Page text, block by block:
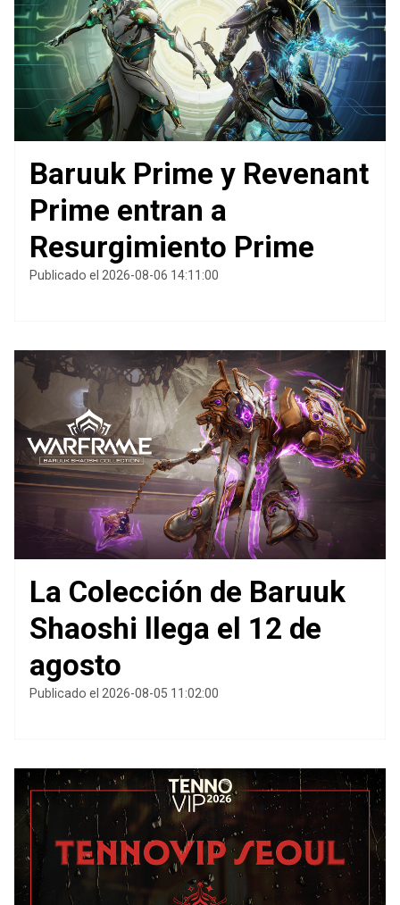
Baruuk Prime y Revenant
Prime entran a
Resurgimiento Prime
Publicado el 2026-08-06 14:11:00
La Colección de Baruuk
Shaoshi llega el 12 de
agosto
Publicado el 2026-08-05 11:02:00